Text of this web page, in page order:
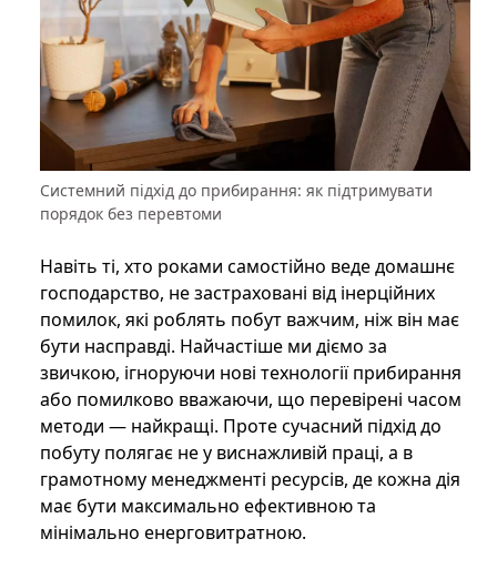
Системний підхід до прибирання: як підтримувати
порядок без перевтоми
Навіть ті, хто роками самостійно веде домашнє
господарство, не застраховані від інерційних
помилок, які роблять побут важчим, ніж він має
бути насправді. Найчастіше ми діємо за
звичкою, ігноруючи нові технології прибирання
або помилково вважаючи, що перевірені часом
методи — найкращі. Проте сучасний підхід до
побуту полягає не у виснажливій праці, а в
грамотному менеджменті ресурсів, де кожна дія
має бути максимально ефективною та
мінімально енерговитратною.